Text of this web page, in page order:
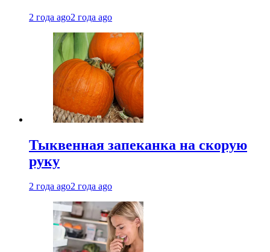
2 года ago2 года ago
Тыквенная запеканка на скорую
руку
2 года ago2 года ago